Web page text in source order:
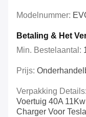
Modelnummer:
Betaling & Het
Min. Bestelaantal:
Prijs:
Verpakking Details:
Voertuig 40A
Charger Voor